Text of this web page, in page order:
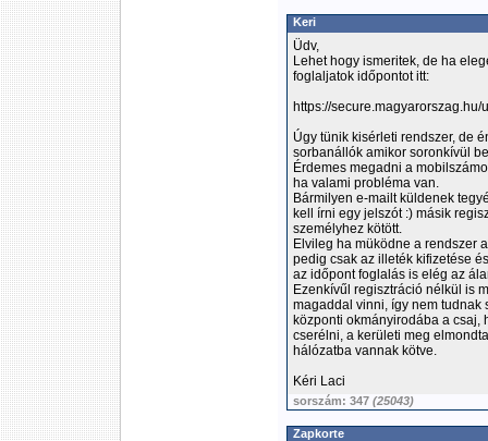
Keri
Üdv,
Lehet hogy ismeritek, de ha
foglaljatok időpontot itt:
https://
Úgy tünik kisérleti rendszer, de
sorbanállók amikor soronkívül
Érdemes megadni a
ha valami probléma van.
Bármilyen e-mailt küldenek
kell írni egy jelszót :) másik
személyhez kötött.
Elvileg ha müködne a rendszer
pedig csak az illeték kifizetése
az időpont foglalás is elég az
Ezenkívűl regisztráció nélkül is
magaddal vinni, így nem tudnak
központi okmányirodába a csaj,
cserélni, a kerületi meg
hálózatba vannak kötve.
Kéri Laci
sorszám: 347 (25043)
Zapkorte